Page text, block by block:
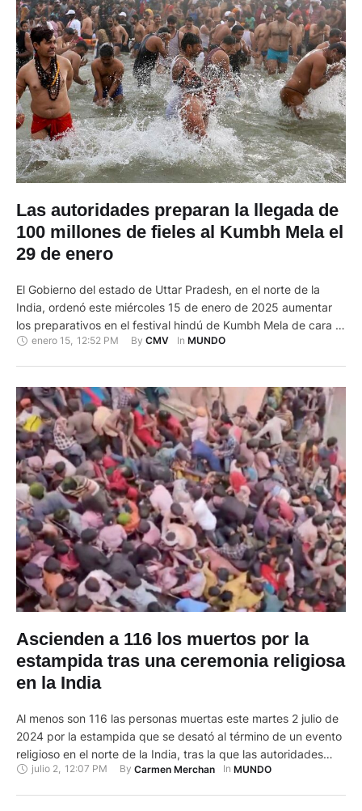
Las autoridades preparan la llegada de
100 millones de fieles al Kumbh Mela el
29 de enero
El Gobierno del estado de Uttar Pradesh, en el norte de la
India, ordenó este miércoles 15 de enero de 2025 aumentar
los preparativos en el festival hindú de Kumbh Mela de cara al
próximo baño sagrado -el 29 de enero-, cuando se espera
enero 15 12:52 PM By CMV In MUNDO
Ascienden a 116 los muertos por la
estampida tras una ceremonia religiosa
en la India
Al menos son 116 las personas muertas este martes 2 julio de
2024 por la estampida que se desató al término de un evento
religioso en el norte de la India, tras la que las autoridades
abrieron una investigación para esclarecer sus causas y
julio 2, 12:07 PM By Carmen Merchan In MUNDO